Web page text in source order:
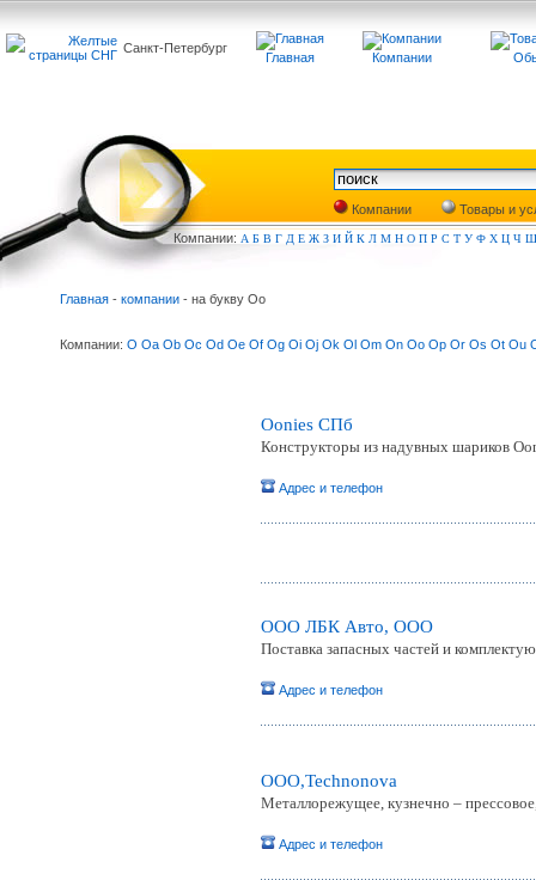
Санкт-Петербург
Главная Компании
Компании
Товары и
Компании: А Б В Г Д Е Ж З И Й К Л М Н О П Р С Т У Ф Х Ц Ч Ш
Главная - компании - на букву Oo
Компании: O Oa Ob Oc Od Oe Of Og Oi Oj Ok Ol Om On Oo Op Or Os Ot Ou
Oonies СПб
Конструкторы из надувных шариков
Адрес и телефон
OOO ЛБК Авто, ООО
Поставка запасных частей и
Адрес и телефон
OOO,Technonova
Mеталлорежущее, кузнечно –
Адрес и телефон